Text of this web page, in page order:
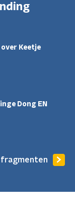
over Keetje
Dong EN
fragmenten